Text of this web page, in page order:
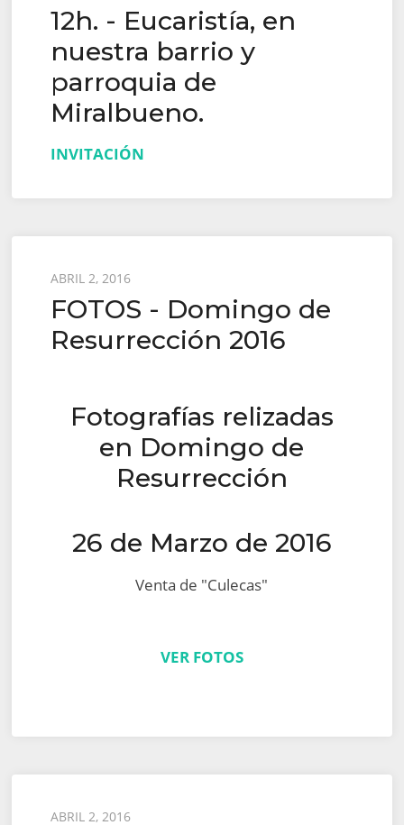
12h. - Eucaristía, en
nuestra barrio y
parroquia de
Miralbueno.
INVITACIÓN
Posted
on
ABRIL 2, 2016
FOTOS - Domingo de
Resurrección 2016
Fotografías relizadas
en Domingo de
Resurrección
26 de Marzo de 2016
Venta de "Culecas"
VER FOTOS
Posted
ABRIL 2, 2016